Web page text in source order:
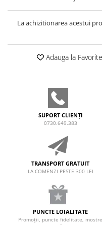
La achizitionarea acestui
Adauga la Favorite
SUPORT CLIENȚI
0730.649.383
TRANSPORT GRATUIT
LA COMENZI PESTE 300 LEI
PUNCTE LOIALITATE
Promoții, puncte fidelitate, mostre